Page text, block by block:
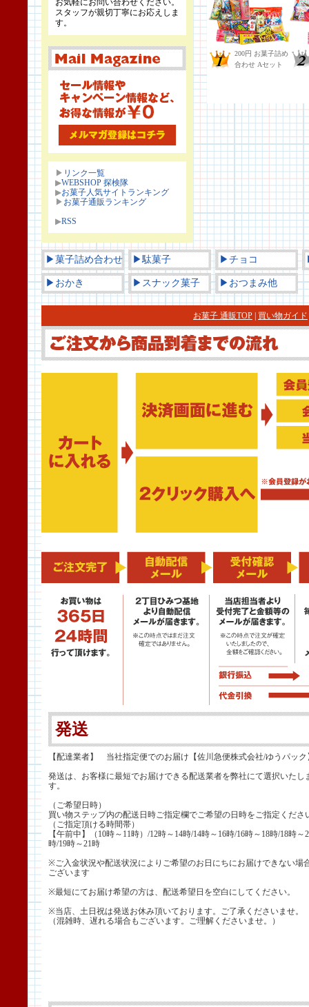
お気軽にお問い合わせください。
スタッフが親切丁寧にお応えしま
す。
▶ リンク一覧
▶WEBSHOP 探検隊
▶お菓子人気サイトランキング
▶ お菓子通販ランキング
▶RSS
▶菓子詰め合わせ ▶駄菓子 ▶チョコ
▶おかき ▶スナック菓子 ▶おつまみ他
お菓子 通販TOP 買い物ガイド
発送
【配達業者】 当社指定便でのお届け【佐川急便株式会社/ゆうパック
発送は、お客様に最短でお届けできる配送業者を弊社にて選択いたし
す。
（ご希望日時）
買い物ステップ内の配送日時ご指定欄でご希望の日時をご指定くださ
（ご指定頂ける時間帯）
【午前中】（10時～11時）/12時～14時/14時～16時/16時～18時/18時～
時/19時～21時
※ご入金状況や配送状況によりご希望のお日にちにお届けできない場
ございます
※最短にてお届け希望の方は、配送希望日を空白にしてください。
※当店、土日祝は発送お休み頂いております。ご了承くださいませ。
（混雑時、遅れる場合もございます。ご理解くださいませ。）